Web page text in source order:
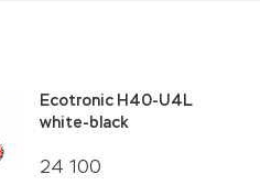
24 100
Ecotronic H40-U4L
white-black